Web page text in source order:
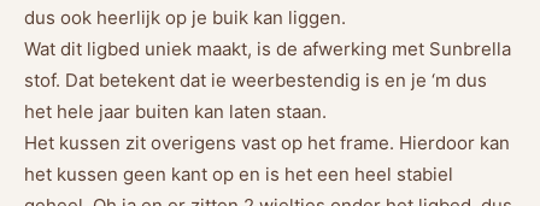
dus ook heerlijk op je buik kan liggen.
Wat dit ligbed uniek maakt, is de afwerking met Sunbrella
stof. Dat betekent dat ie weerbestendig is en je ‘m dus
het hele jaar buiten kan laten staan.
Het kussen zit overigens vast op het frame. Hierdoor kan
het kussen geen kant op en is het een heel stabiel